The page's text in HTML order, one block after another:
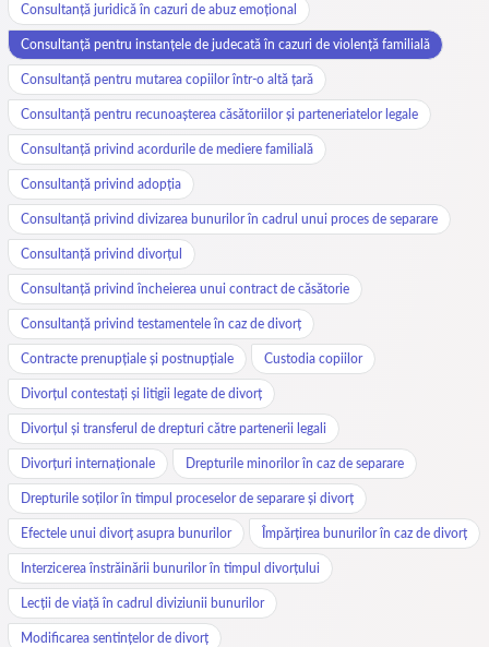
Consultanță juridică în cazuri de abuz emoțional
Consultanță pentru instanțele de judecată în cazuri de violență familială
Consultanță pentru mutarea copiilor într-o altă țară
Consultanță pentru recunoașterea căsătoriilor și parteneriatelor legale
Consultanță privind acordurile de mediere familială
Consultanță privind adopția
Consultanță privind divizarea bunurilor în cadrul unui proces de separare
Consultanță privind divorțul
Consultanță privind încheierea unui contract de căsătorie
Consultanță privind testamentele în caz de divorț
Contracte prenupțiale și postnupțiale Custodia copiilor
Divorțul contestați și litigii legate de divorț
Divorțul și transferul de drepturi către partenerii legali
Divorțuri internaționale Drepturile minorilor în caz de separare
Drepturile soților în timpul proceselor de separare și divorț
Efectele unui divorț asupra bunurilor Împărțirea bunurilor în caz de divorț
Interzicerea înstrăinării bunurilor în timpul divorțului
Lecții de viață în cadrul diviziunii bunurilor
Modificarea sentințelor de divorț